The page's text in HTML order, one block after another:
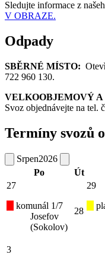
Sledujte informace z
V OBRAZE.
Odpady
SBĚRNÉ MÍSTO:
722 960 130.
VELKOOBJEMOVÝ
Svoz objednávejte na tel.
Termíny svozů
Srpen2026
Po
Út
27
komunál 1/7
Josefov
(Sokolov)
28
29
3